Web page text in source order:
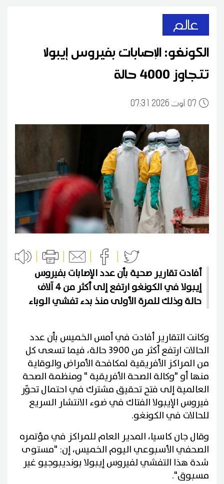
عالم
الكونغو: الإصابات بفيروس إيبولا
تتجاوز 4000 حالة
0707:31 2026 أوت
أفادت تقارير صحية بأن عدد الإصابات بفيروس
إيبولا في الكونغو ارتفع إلى أكثر من 4 آلاف
حالة وذلك للمرة الأولى منذ بدء تفشي الوباء
وكانت التقارير أفادت في أمس الخميس بأن عدد
الحالات ارتفع أكثر من 3900 حالة، فيما تسعى كل
من المراكز الأفريقية لمكافحة الأمراض والوقاية
منها أو "وكالة الصحة الأفريقية " ومنظمة الصحة
العالمية إلى فتح تحقيق مشترك في احتمال تحوّر
فيروس الإيبولا الفتاك في ضوء الانتشار السريع
للحالات في الكونغو.
وقال جان كاسيا، المدير العام للمراكز في مؤتمره
الصحفي الأسبوعي اليوم الخميس، إن: "مستوى
شدة هذا التفشي لفيروس إيبولا بونديبوجيو غير
مسبوق".